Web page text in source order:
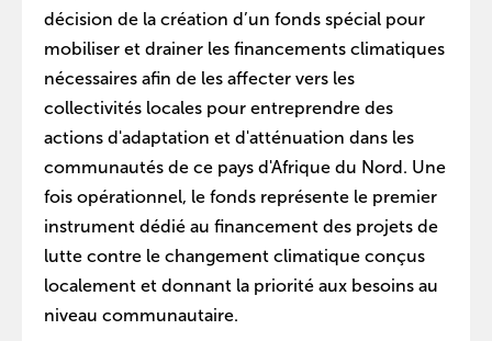
décision de la création d’un fonds spécial pour
mobiliser et drainer les financements climatiques
nécessaires afin de les affecter vers les
collectivités locales pour entreprendre des
actions d'adaptation et d'atténuation dans les
communautés de ce pays d'Afrique du Nord. Une
fois opérationnel, le fonds représente le premier
instrument dédié au financement des projets de
lutte contre le changement climatique conçus
localement et donnant la priorité aux besoins au
niveau communautaire.